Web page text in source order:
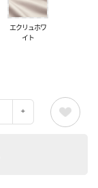
エクリュホワ
イト